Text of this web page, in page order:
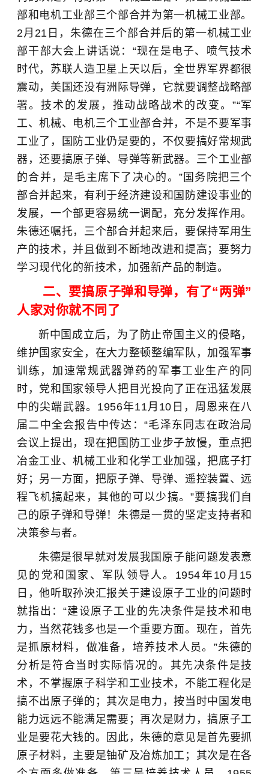
部和电机工业部三个部合并为第一机械工业部。
2月21日，朱德在三个部合并后的第一机械工业
部干部大会上讲话说：“现在是电子、喷气技术
时代，苏联人造卫星上天以后，全世界军界都很
震动，美国还没有洲际导弹，它就要调整战略部
署。技术的发展，推动战略战术的改变。”“军
工、机械、电机三个工业部合并，不是不要军事
工业了，国防工业仍是要的，不仅要搞好常规武
器，还要搞原子弹、导弹等新武器。三个工业部
的合并，是毛主席下了决心的。”国务院把三个
部合并起来，有利于经济建设和国防建设事业的
发展，一个部更容易统一调配，充分发挥作用。
朱德还嘱托，三个部合并起来后，要保持军用生
产的技术，并且做到不断地改进和提高；要努力
学习现代化的新技术，加强新产品的制造。
二、要搞原子弹和导弹，有了“两弹”
人家对你就不同了
新中国成立后，为了防止帝国主义的侵略，
维护国家安全，在大力整顿整编军队，加强军事
训练，加速常规武器弹药的军事工业生产的同
时，党和国家领导人把目光投向了正在迅猛发展
中的尖端武器。1956年11月10日，周恩来在八
届二中全会报告中传达：“毛泽东同志在政治局
会议上提出，现在把国防工业步子放慢，重点把
冶金工业、机械工业和化学工业加强，把底子打
好；另一方面，把原子弹、导弹、遥控装置、远
程飞机搞起来，其他的可以少搞。”要搞我们自
己的原子弹和导弹！朱德是一贯的坚定支持者和
决策参与者。
朱德是很早就对发展我国原子能问题发表意
见的党和国家、军队领导人。1954年10月15
日，他听取孙泱汇报关于建设原子工业的问题时
就指出：“建设原子工业的先决条件是技术和电
力，当然花钱多也是一个重要方面。现在，首先
是抓原材料，做准备，培养技术人员。”朱德的
分析是符合当时实际情况的。其先决条件是技
术，不掌握原子科学和工业技术，不能工程化是
搞不出原子弹的；其次是电力，按当时中国发电
能力远远不能满足需要；再次是财力，搞原子工
业是要花大钱的。因此，朱德的意见是首先要抓
原子材料，主要是铀矿及冶炼加工；其次是在各